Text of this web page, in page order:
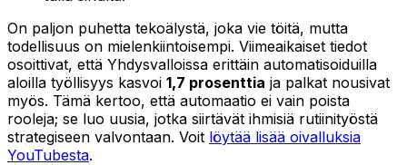
On paljon puhetta tekoälystä, joka vie töitä, mutta
todellisuus on mielenkiintoisempi. Viimeaikaiset tiedot
osoittivat, että Yhdysvalloissa erittäin automatisoiduilla
aloilla työllisyys kasvoi 1,7 prosenttia ja palkat nousivat
myös. Tämä kertoo, että automaatio ei vain poista
rooleja; se luo uusia, jotka siirtävät ihmisiä rutiinityöstä
strategiseen valvontaan. Voit löytää lisää oivalluksia
YouTubesta.